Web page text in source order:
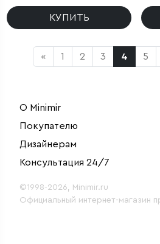
КУПИТЬ
« 1 2 3 4 5
О Minimir
Покупателю
Дизайнерам
Консультация 24/7
©1998-2026, Minimir.ru
Официальный интернет-магазин